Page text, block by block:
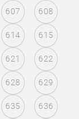
607 608
614 615
621 622
628 629
635 636